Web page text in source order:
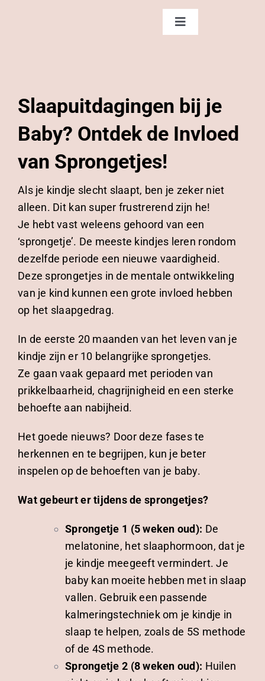
Toggle
Over Sam
Contact
Blog
Slaapuitdagingen bij je
Baby? Ontdek de Invloed
van Sprongetjes!
Als je kindje slecht slaapt, ben je zeker niet
alleen. Dit kan super frustrerend zijn he!
Je hebt vast weleens gehoord van een
‘sprongetje’. De meeste kindjes leren rondom
dezelfde periode een nieuwe vaardigheid.
Deze sprongetjes in de mentale ontwikkeling
van je kind kunnen een grote invloed hebben
op het slaapgedrag.
In de eerste 20 maanden van het leven van je
kindje zijn er 10 belangrijke sprongetjes.
Ze gaan vaak gepaard met perioden van
prikkelbaarheid, chagrijnigheid en een sterke
behoefte aan nabijheid.
Het goede nieuws? Door deze fases te
herkennen en te begrijpen, kun je beter
inspelen op de behoeften van je baby.
Wat gebeurt er tijdens de sprongetjes?
Sprongetje 1 (5 weken oud): De
melatonine, het slaaphormoon, dat je
je kindje meegeeft vermindert. Je
baby kan moeite hebben met in slaap
vallen. Gebruik een passende
kalmeringstechniek om je kindje in
slaap te helpen, zoals de 5S methode
of de 4S methode.
Sprongetje 2 (8 weken oud): Huilen